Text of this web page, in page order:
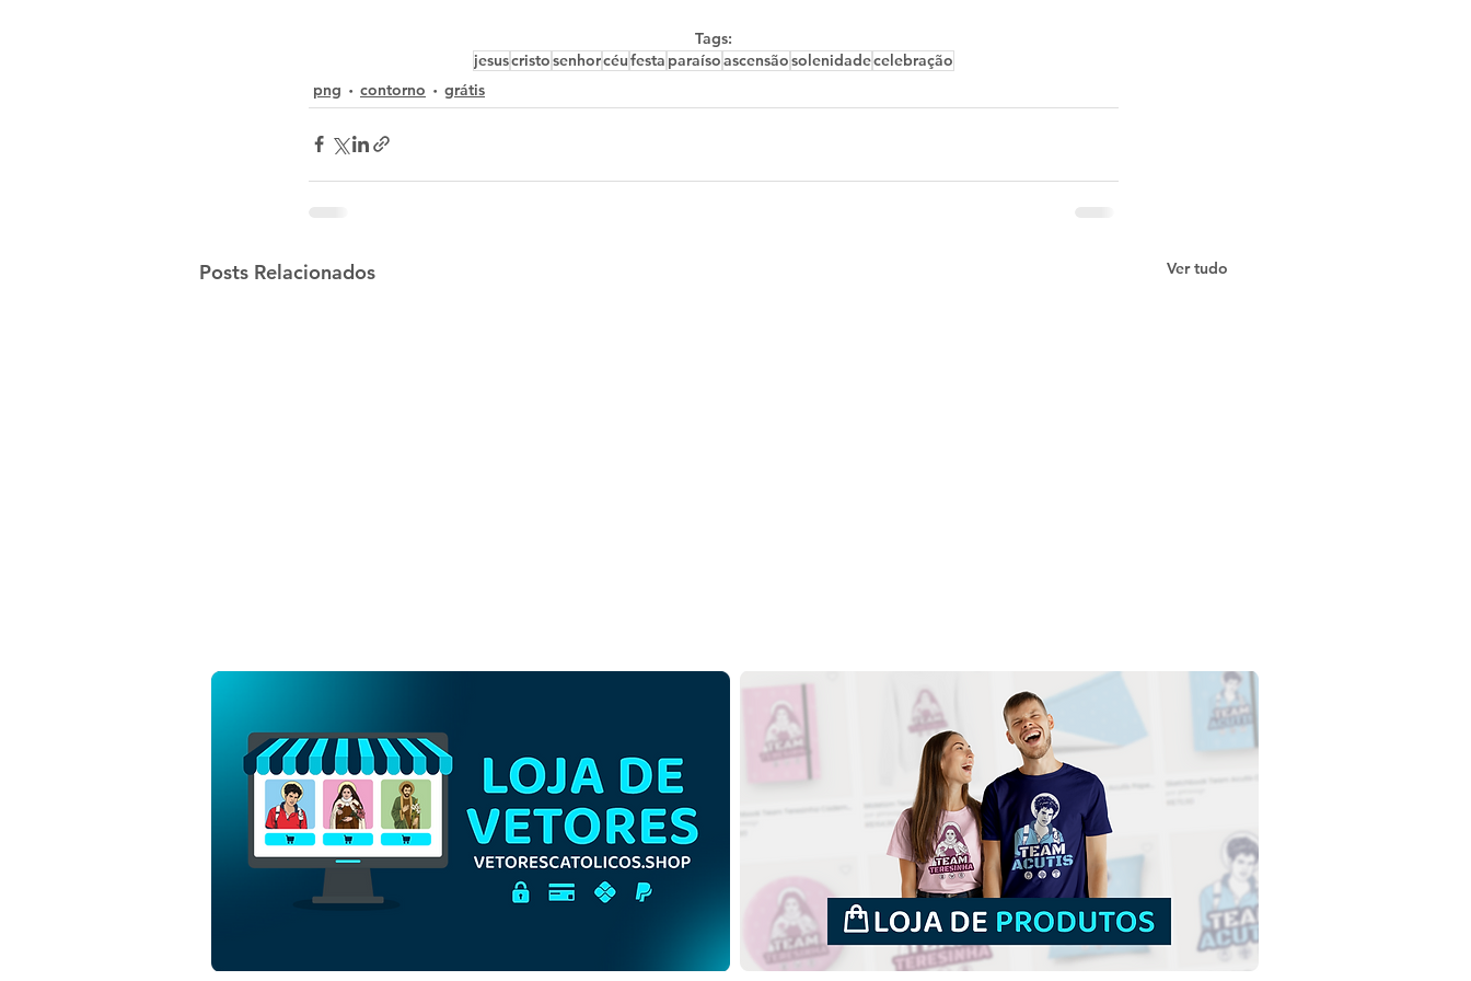
Tags:
jesuscristosenhorcéufesta paraísoascensãosolenidadecelebração
png
contorno grátis
Posts Relacionados Ver tudo
Ascensão do Senhor Jesus
Cristo subindo aos Céus |
Download Grátis Vetor
Ascensão do Senhor Jesus
Cristo subindo aos Céus |
Download Grátis Ilustração
Monocromática em PNG
Ascensão do Senhor Jesus
Cristo subindo aos Céus |
Download Grátis Ilustração
Colorida sem fundo em PNG